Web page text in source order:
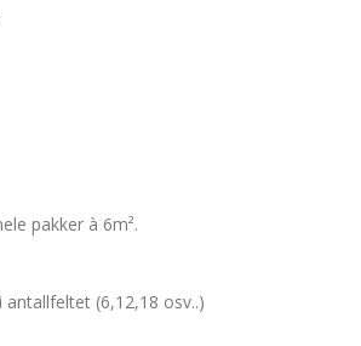
pakker à 6m².
antallfeltet (6,12,18 osv..)